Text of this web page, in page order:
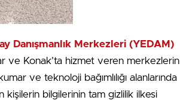
Danışmanlık Merkezleri (YEDAM)
ve Konak’ta hizmet veren merkezlerin
ve teknoloji bağımlılığı alanlarında
kişilerin bilgilerinin tam gizlilik ilkesi